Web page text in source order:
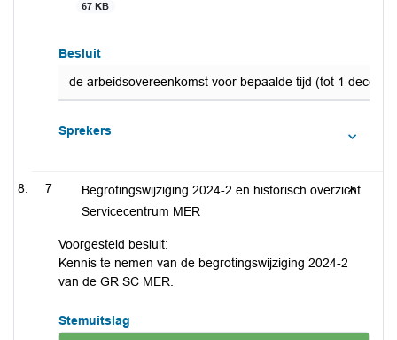
67 KB
Besluit
de arbeidsovereenkomst voor bepaalde tijd (tot 1
Sprekers
7
Begrotingswijziging 2024-2 en historisch overzicht
Servicecentrum MER
Voorgesteld besluit:
Kennis te nemen van de begrotingswijziging 2024-2
van de GR SC MER.
Stemuitslag